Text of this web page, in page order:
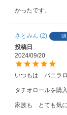
かったです。
さとみん 2
投稿日
2024/09/20
いつもは　バニラ
タチオロールを購
家族も　とても気